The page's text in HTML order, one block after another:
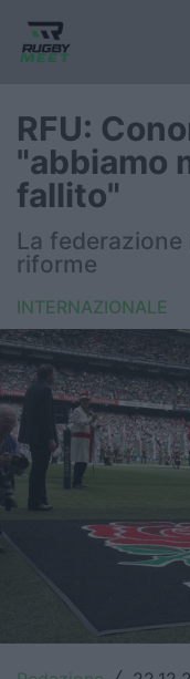
Nazionale
Nazionali
FIR
Internazionale
6 Nazioni
United Rugby
Top14
Premiership
Champions
Challenge Cup
RFU:
"abbiamo
fallito"
La
riforme
INTERNAZIONALE